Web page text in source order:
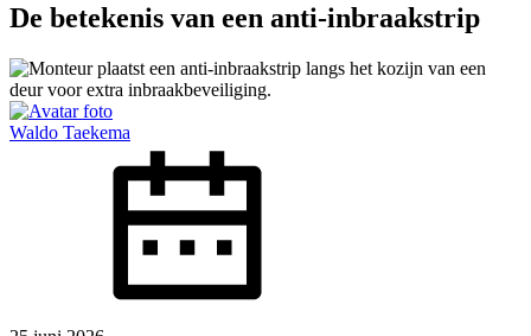
De betekenis van een anti-inbraakstrip
Waldo Taekema